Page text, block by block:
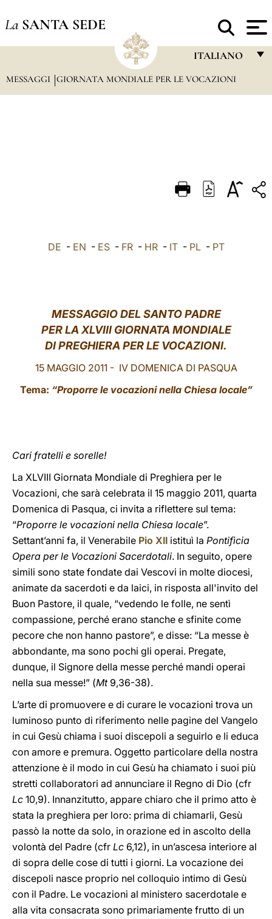
La SANTA SEDE
ITALIANO
FRANÇAIS
DEUTSCH
العربيّة
MESSAGGI GIORNATA MONDIALE PER LE VOCAZIONI
DE - EN - ES- FR- HR- IT- PL- PT
MESSAGGIO DEL SANTO PADRE
PER LA XLVIII GIORNATA MONDIALE
DI PREGHIERA PER LE VOCAZIONI.
15 MAGGIO 2011 - IV DOMENICA DI PASQUA
Tema: “Proporre le vocazioni nella Chiesa locale”
Cari fratelli e sorelle!
La XLVIII Giornata Mondiale di Preghiera per le
Vocazioni, che sarà celebrata il 15 maggio 2011, quarta
Domenica di Pasqua, ci invita a riflettere sul tema:
“Proporre le vocazioni nella Chiesa locale”.
Settant’anni fa, il Venerabile Pio XII istituì la Pontifìcia
Opera per le Vocazioni Sacerdotali. In seguito, opere
simili sono state fondate dai Vescovi in molte diocesi,
animate da sacerdoti e da laici, in risposta all'invito del
Buon Pastore, il quale, “vedendo le folle, ne sentì
compassione, perché erano stanche e sfinite come
pecore che non hanno pastore”, e disse: “La messe è
abbondante, ma sono pochi gli operai. Pregate,
dunque, il Signore della messe perché mandi operai
nella sua messe!” (Mt9,36-38).
L’arte di promuovere e di curare le vocazioni trova un
luminoso punto di riferimento nelle pagine del Vangelo
in cui Gesù chiama i suoi discepoli a seguirlo e li educa
con amore e premura. Oggetto particolare della nostra
attenzione è il modo in cui Gesù ha chiamato i suoi più
stretti collaboratori ad annunciare il Regno di Dio (cfr
Lc 10,9). Innanzitutto, appare chiaro che il primo atto è
stata la preghiera per loro: prima di chiamarli, Gesù
passò la notte da solo, in orazione ed in ascolto della
volontà del Padre (cfr Lc 6,12), in un’ascesa interiore al
di sopra delle cose di tutti i giorni. La vocazione dei
discepoli nasce proprio nel colloquio intimo di Gesù
con il Padre. Le vocazioni al ministero sacerdotale e
alla vita consacrata sono primariamente frutto di un